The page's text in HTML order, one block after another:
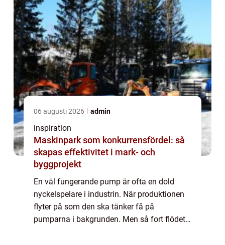
06 augusti 2026 admin
inspiration
Maskinpark som konkurrensfördel: så
skapas effektivitet i mark- och
byggprojekt
En väl fungerande pump är ofta en dold
nyckelspelare i industrin. När produktionen
flyter på som den ska tänker få på
pumparna i bakgrunden. Men så fort flödet